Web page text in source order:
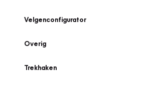
Velgenconfigurator
Overig
Trekhaken